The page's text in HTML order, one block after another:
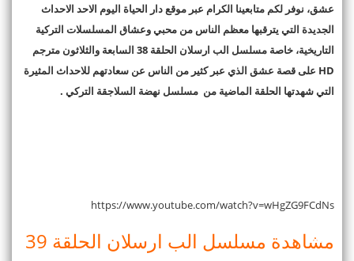
عشق، نوفر لكم متابعينا الكرام عبر موقع دار الحياة اليوم الاحد الاحداث
الجديدة التي يترقبها معظم الناس من محبي وعشاق المسلسلات التركية
التاريخية، خاصة مسلسل الب ارسلان الحلقة 38 السابعة والثلاثون مترجم
HD على قصة عشق الذي عبر كثير من الناس عن سعادتهم للاحداث المثيرة
التي شهدتها الحلقة الماضية من مسلسل نهضة السلاجقة التركي .
https://www.youtube.com/watch?v=wHgZG9FCdNs
مشاهدة مسلسل الب ارسلان الحلقة 39